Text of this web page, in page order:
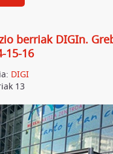
berriak DIGIn.
15-16
DIGI
13